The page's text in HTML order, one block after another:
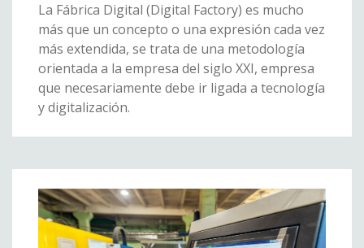
La Fábrica Digital (Digital Factory) es mucho
más que un concepto o una expresión cada vez
más extendida, se trata de una metodología
orientada a la empresa del siglo XXI, empresa
que necesariamente debe ir ligada a tecnología
y digitalización.